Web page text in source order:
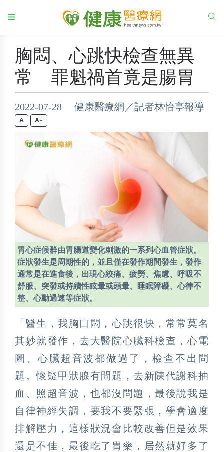
胸悶、心跳快檢查無異
常 罪魁禍首竟是腸胃
2022-07-28 健康醫療網／記者林怡亭報導
+
胃心症候群由胃腸道變化刺激的一系列心血管症狀。
症狀發生是周期性的，並且僅在發作期間發生，發作
通常是在進食後，出現心絞痛、疲勞、焦慮、呼吸不
舒服、突發或持續性眩暈或頭暈、睡眠障礙、心律不
整、心動過速等症狀。
「醫生，我胸口悶，心跳很快，常常莫名
其妙就發作，去大醫院心臟科檢查，心電
圖、心臟超音波都做過了，檢查不出問
題。懷疑甲狀腺有問題，去新陳代謝科抽
血、照超音波，也都沒問題，最後說我是
自律神經失調，要我不要緊張，學會適度
排解壓力，這樣狀況會比較改善但是效果
還是不佳，最後吃了胃藥，居然就好多了